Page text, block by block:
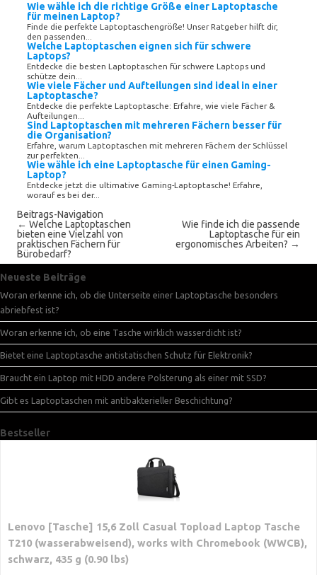
Wie wähle ich die richtige Größe einer Laptoptasche
für meinen Laptop?
Finde die perfekte Laptoptaschengröße! Unser Ratgeber hilft dir,
den passenden...
Welche Laptoptaschen eignen sich für schwere
Laptops?
Entdecke die besten Laptoptaschen für schwere Laptops und
schütze dein...
Wie viele Fächer und Aufteilungen sind ideal in einer
Laptoptasche?
Entdecke die perfekte Laptoptasche: Erfahre, wie viele Fächer &
Aufteilungen...
Sind Laptoptaschen mit mehreren Fächern besser für
die Organisation?
Erfahre, warum Laptoptaschen mit mehreren Fächern der Schlüssel
zur perfekten...
Wie wähle ich eine Laptoptasche für einen Gaming-
Laptop?
Entdecke jetzt die ultimative Gaming-Laptoptasche! Erfahre,
worauf es bei der...
Beitrags-Navigation
← Welche Laptoptaschen
bieten eine Vielzahl von
praktischen Fächern für
Bürobedarf?
Wie finde ich die passende
Laptoptasche für ein
ergonomisches Arbeiten? →
Neueste Beiträge
Woran erkenne ich, ob die Unterseite einer Laptoptasche besonders
abriebfest ist?
Woran erkenne ich, ob eine Tasche wirklich wasserdicht ist?
Bietet eine Laptoptasche antistatischen Schutz für Elektronik?
Braucht ein Laptop mit HDD andere Polsterung als einer mit SSD?
Gibt es Laptoptaschen mit antibakterieller Beschichtung?
Bestseller
Lenovo [Tasche] 15,6 Zoll Casual Topload Laptop Tasche
T210 (wasserabweisend), works with Chromebook (WWCB),
schwarz, 435 g (0.90 lbs)